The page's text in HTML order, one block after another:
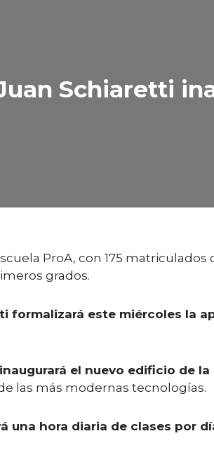
Schiaretti
ProA, con 175
grados.
formalizará este miércoles la
el nuevo edificio de la
las más modernas tecnologías.
una hora diaria de clases por